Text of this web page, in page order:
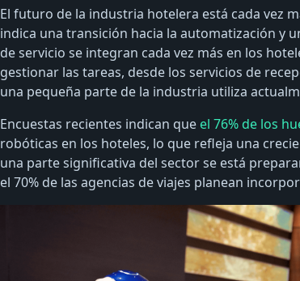
El futuro de la industria hotelera está cada vez
indica una transición hacia la automatización y
de servicio se integran cada vez más en los
gestionar las tareas, desde los servicios de
una pequeña parte de la industria utiliza
Encuestas recientes indican que el 76% de los
robóticas en los hoteles, lo que refleja una
una parte significativa del sector se está
el 70% de las agencias de viajes planean